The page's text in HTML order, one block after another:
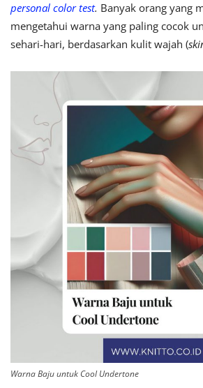
personal color test. Banyak orang yang
mengetahui warna yang paling cocok
sehari-hari, berdasarkan kulit wajah (
Warna Baju untuk Cool Undertone